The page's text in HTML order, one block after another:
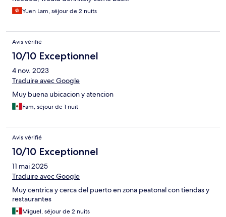
Yuen Lam, séjour de 2 nuits
Avis vérifié
10/10 Exceptionnel
4 nov. 2023
Traduire avec Google
Muy buena ubicacion y atencion
Fam, séjour de 1 nuit
Avis vérifié
10/10 Exceptionnel
11 mai 2025
Traduire avec Google
Muy centrica y cerca del puerto en zona peatonal con tiendas y
restaurantes
Miguel, séjour de 2 nuits